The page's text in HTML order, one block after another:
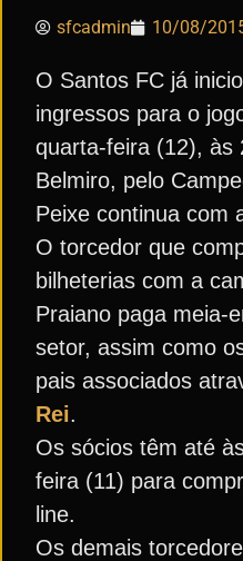
sfcadmin 10/08/
O Santos FC já
ingressos para o
quarta-feira (12), às
Belmiro, pelo
Peixe continua com
O torcedor que
bilheterias com a
Praiano paga meia-
setor, assim como
pais associados
Rei.
Os sócios têm até
feira (11) para
line.
Os demais